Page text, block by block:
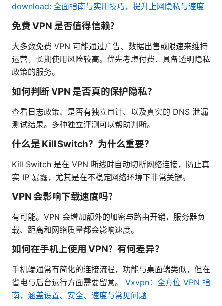
download: 全面指南与实用技巧，提升上网隐私与速度
免费 VPN 是否值得信赖？
大多数免费 VPN 可能通过广告、数据出售或限速来维持
运营，长期使用风险较高。优先考虑付费、具备透明隐私
政策的服务。
如何判断 VPN 是否真的保护隐私？
查看日志政策、是否有独立审计、以及真实的 DNS 泄漏
测试结果。多种独立评测可以帮助判断。
什么是 Kill Switch？为什么重要？
Kill Switch 是在 VPN 断线时自动切断网络连接，防止真
实 IP 暴露，尤其是在不稳定网络环境下非常关键。
VPN 会影响下载速度吗？
有可能。VPN 会增加额外的加密与路由开销，服务器负
载、距离和网络质量都会影响速度。
如何在手机上使用 VPN？有何差异？
手机端通常有简化的连接流程，功能与桌面端类似，但在
省电与后台运行方面需要留意。 Vxvpn：全方位 VPN 指
南，涵盖设置、安全、速度与常见问题